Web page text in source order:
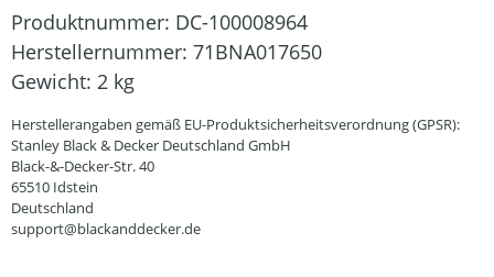
Produktnummer: DC-100008964
Herstellernummer: 71BNA017650
Gewicht: 2 kg
Herstellerangaben gemäß EU-Produktsicherheitsverordnung (GPSR):
Stanley Black & Decker Deutschland GmbH
Black-&-Decker-Str. 40
65510 Idstein
Deutschland
support@blackanddecker.de